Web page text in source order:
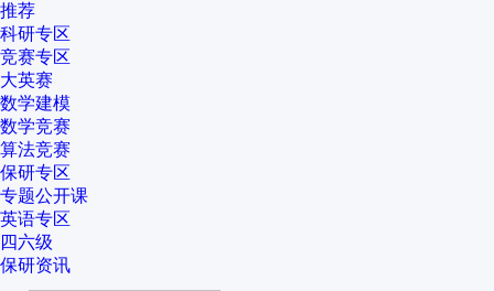
推荐
科研专区
竞赛专区
大英赛
数学建模
数学竞赛
算法竞赛
保研专区
专题公开课
英语专区
四六级
保研资讯